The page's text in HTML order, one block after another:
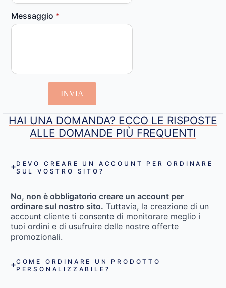
Messaggio *
INVIA
HAI UNA DOMANDA? ECCO LE RISPOSTE
ALLE DOMANDE PIÙ FREQUENTI
DEVO CREARE UN ACCOUNT PER ORDINARE
SUL VOSTRO SITO?
No, non è obbligatorio creare un account per
ordinare sul nostro sito. Tuttavia, la creazione di un
account cliente ti consente di monitorare meglio i
tuoi ordini e di usufruire delle nostre offerte
promozionali.
COME ORDINARE UN PRODOTTO
PERSONALIZZABILE?